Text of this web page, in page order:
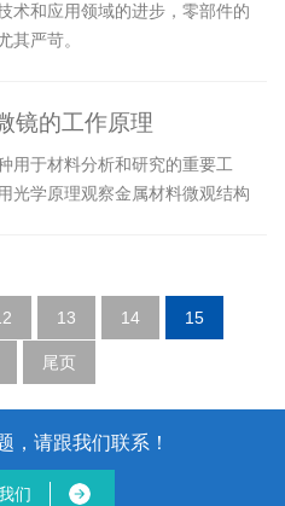
术和应用领域的进步，零部件的
其严苛。
镜的工作原理
用于材料分析和研究的重要工
光学原理观察金属材料微观结构
13 14 15
尾页
，请跟我们联系！
们